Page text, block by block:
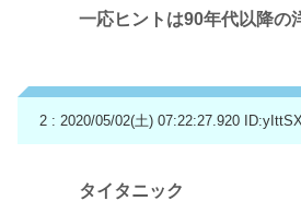
一応ヒントは90年代以降の
2 : 2020/05/02(土) 07:22:27.920
タイタニック